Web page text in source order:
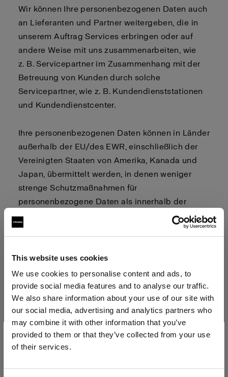
This website uses cookies
We use cookies to personalise content and ads, to
provide social media features and to analyse our traffic.
We also share information about your use of our site with
our social media, advertising and analytics partners who
may combine it with other information that you’ve
provided to them or that they’ve collected from your use
of their services.
Möchten Sie Ihren Standort aktualisieren?
Wir können Ihre personenbezogenen Daten auch
an Lieferanten und Partner weitergeben, die in
unserem Auftrag Services erbringen oder auf
andere Weise mit uns zusammenarbeiten, wie
z. B. Servicepartner im Zusammenhang mit der
Betreuung von Kunden durch solche
Servicepartner, wie z. B. Kundendienststationen
und Kundendienstcenter.
Ihre personenbezogenen Daten können in Länder
außerhalb der EU/des EWR, einschließlich der
Vereinigten Staaten von Amerika, Kanada und
Japan, übermittelt werden, in denen weniger
strenge Schutzmaßnahmen für
personenbezogene Daten als innerhalb der
EU/des EWR gelten können. Bei der
Übermittlung personenbezogener Daten in
wir die von der Europäischen Kommission
genehmigten Standardvertragsklauseln, um
ausreichende Schutzmaßnahmen für Ihre
personenbezogenen Daten zu gewährleisten. Die
Standardvertragsklauseln können über
folgenden Link abgerufen
werden: https://ec.europa.eu/info/strategy/justice-
and-fundamental-rights/data-protection/data-
transfers-outside-eu/model-contracts-transfer-